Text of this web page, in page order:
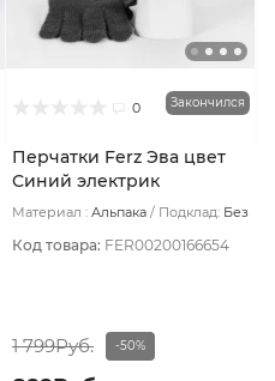
0 Закончился
Перчатки Ferz Эва цвет
Синий электрик
Материал : Альпака Подклад: Без
Код товара: FER00200166654
1 799Руб. -50%